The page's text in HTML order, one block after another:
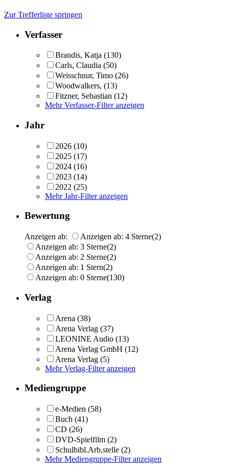
Zur Trefferliste springen
Verfasser
Brandis, Katja (130)
Carls, Claudia (50)
Weisschnur, Timo (26)
Woodwalkers, (13)
Fitzner, Sebastian (12)
Mehr Verfasser-Filter anzeigen
Jahr
2026 (10)
2025 (17)
2024 (16)
2023 (14)
2022 (25)
Mehr Jahr-Filter anzeigen
Bewertung
Anzeigen ab: Anzeigen ab: 4 Sterne(2)
Anzeigen ab: 3 Sterne(2)
Anzeigen ab: 2 Sterne(2)
Anzeigen ab: 1 Stern(2)
Anzeigen ab: 0 Sterne(130)
Verlag
Arena (38)
Arena Verlag (37)
LEONINE Audio (13)
Arena Verlag GmbH (12)
Arena Verlag (5)
Mehr Verlag-Filter anzeigen
Mediengruppe
e-Medien (58)
Buch (41)
CD (26)
DVD-Spielfilm (2)
Schulbibl.Arb.stelle (2)
Mehr Mediengruppe-Filter anzeigen